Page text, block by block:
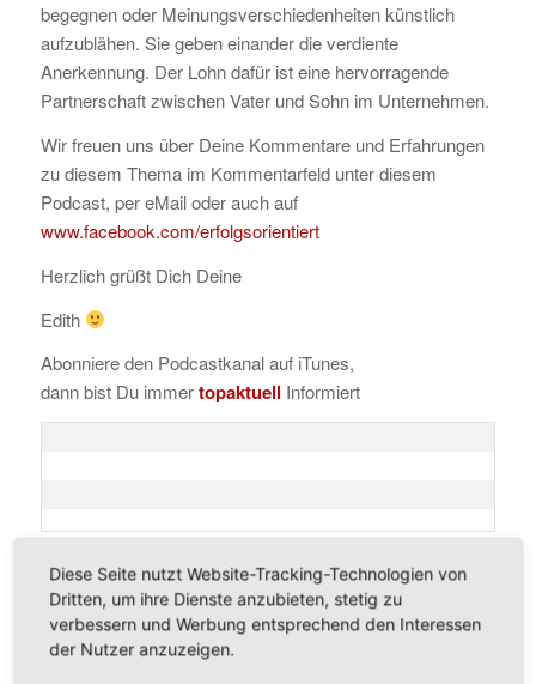
begegnen oder Meinungsverschiedenheiten künstlich
aufzublähen. Sie geben einander die verdiente
Anerkennung. Der Lohn dafür ist eine hervorragende
Partnerschaft zwischen Vater und Sohn im Unternehmen.
Wir freuen uns über Deine Kommentare und Erfahrungen
zu diesem Thema im Kommentarfeld unter diesem
Podcast, per eMail oder auch auf
www.facebook.com/erfolgsorientiert
Herzlich grüßt Dich Deine
Edith
Abonniere den Podcastkanal auf iTunes,
dann bist Du immertopaktuell Informiert
P.S.Wenn Dir mein Podcast gefällt, dann würde ich mich
sehr freuen wenn Du mir aufiTuneseine Bewertung,
gerne auch mit 5 Sternen
hinterlässt.
Diese Seite nutzt Website-Tracking-Technologien von
Dritten, um ihre Dienste anzubieten, stetig zu
verbessern und Werbung entsprechend den Interessen
der Nutzer anzuzeigen.